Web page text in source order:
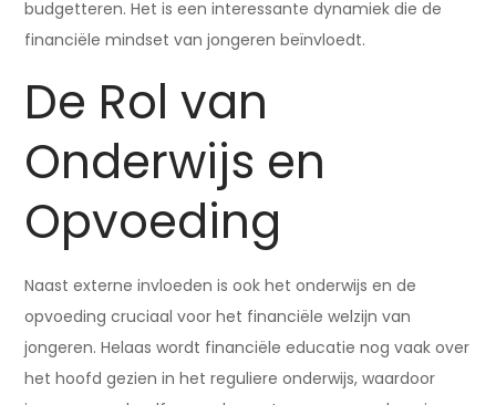
budgetteren. Het is een interessante dynamiek die de
financiële mindset van jongeren beïnvloedt.
De Rol van
Onderwijs en
Opvoeding
Naast externe invloeden is ook het onderwijs en de
opvoeding cruciaal voor het financiële welzijn van
jongeren. Helaas wordt financiële educatie nog vaak over
het hoofd gezien in het reguliere onderwijs, waardoor